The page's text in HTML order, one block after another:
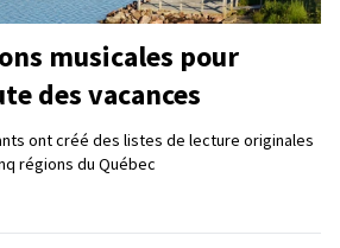
musicales pour
des vacances
ont créé des listes de lecture originales
régions du Québec